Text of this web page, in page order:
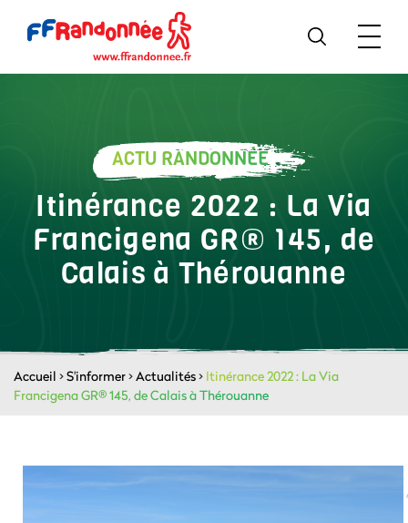
ACTU RANDONNÉE
Itinérance 2022 : La Via
Francigena GR® 145, de
Calais à Thérouanne
Accueil >S'informer>Actualités> Itinérance 2022 : La Via
Francigena GR® 145, de Calais à Thérouanne